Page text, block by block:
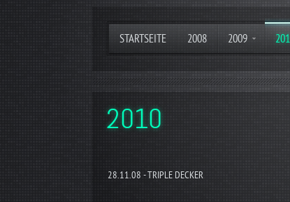
STARTSEITE 2008 2009
2010
28.11.08 - TRIPLE DECKER